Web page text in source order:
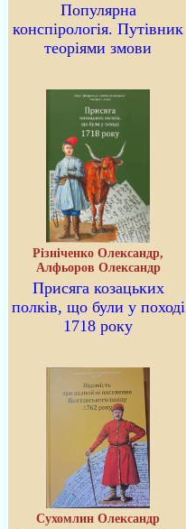
Популярна
конспірологія. Путівник
теоріями змови
Різніченко Олександр,
Алфьоров Олександр
Присяга козацьких
полків, що були у поході
1718 року
Сухомлин Олександр